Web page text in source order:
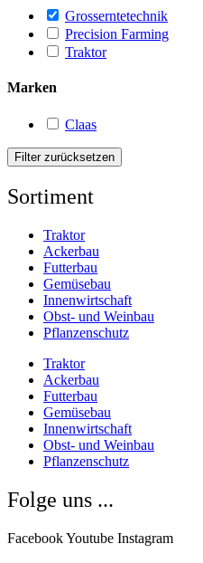
Grosserntetechnik
Precision Farming
Traktor
Marken
Claas
Filter zurücksetzen
Sortiment
Traktor
Ackerbau
Futterbau
Gemüsebau
Innenwirtschaft
Obst- und Weinbau
Pflanzenschutz
Traktor
Ackerbau
Futterbau
Gemüsebau
Innenwirtschaft
Obst- und Weinbau
Pflanzenschutz
Folge uns ...
FacebookYoutube Instagram